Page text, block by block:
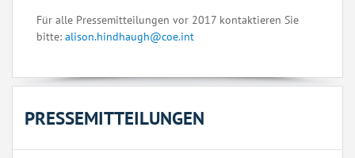
Für alle Pressemitteilungen vor 2017 kontaktieren Sie
bitte: alison.hindhaugh@coe.int
PRESSEMITTEILUNGEN